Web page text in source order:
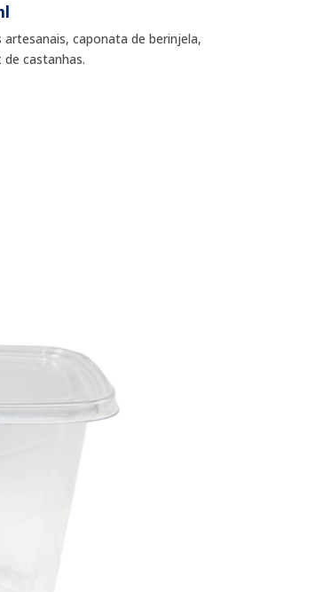
caponata de berinjela,
castanhas.